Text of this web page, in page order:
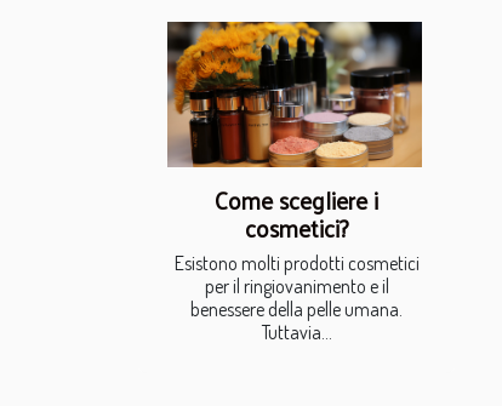
Come scegliere i
cosmetici?
Esistono molti prodotti cosmetici
per il ringiovanimento e il
benessere della pelle umana.
Tuttavia...